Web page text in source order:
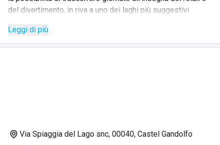
del divertimento, in riva a uno dei laghi più suggestivi
Il lago di Castel Gandolfo, noto anche come lago Albano, è
un lago vulcanico situato nell'area dei Castelli Romani,
gentile e attento, propone diversi servizi per la sua
Leggi di più
Via Spiaggia del Lago snc, 00040, Castel Gandolfo